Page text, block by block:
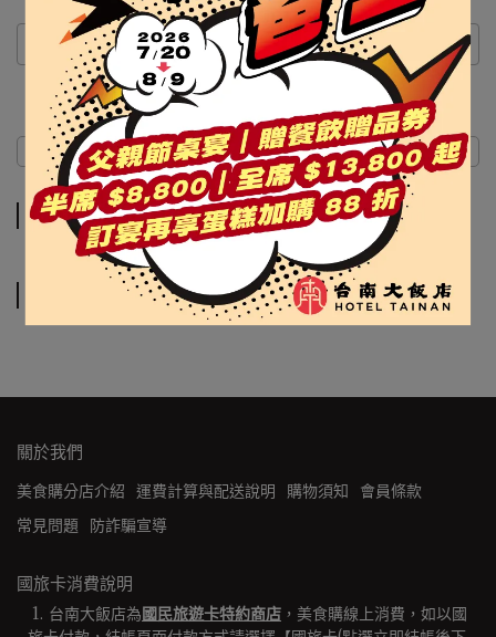
商品介紹 規格說明
商品介紹
關於我們
美食購分店介紹 運費計算與配送說明 購物須知
會員條款
常見問題
防詐騙宣導
國旅卡消費說明
台南大飯店為國民旅遊卡特約商店 ，美食購線上消費，如以國